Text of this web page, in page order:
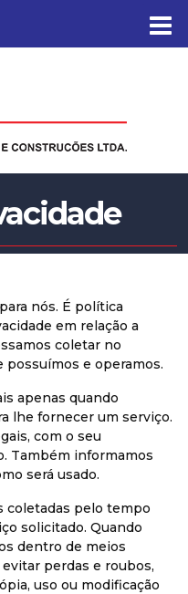
nós. É política
em relação a
coletar no
possuímos e operamos.
apenas quando
lhe fornecer um serviço.
com o seu
Também informamos
será usado.
coletadas pelo tempo
solicitado. Quando
dentro de meios
perdas e roubos,
uso ou modificação